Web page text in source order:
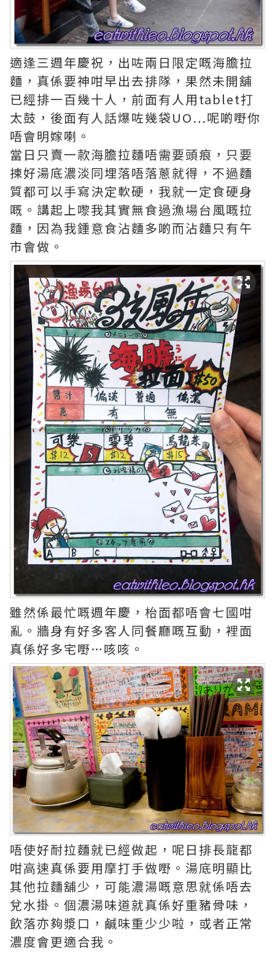
適逢三週年慶祝，出咗兩日限定嘅海膽拉
麵，真係要神咁早出去排隊，果然未開舖
已經排一百幾十人，前面有人用tablet打
太鼓，後面有人話爆咗幾袋UO…呢啲嘢你
唔會明嫁喇。
當日只賣一款海膽拉麵唔需要頭痕，只要
揀好湯底濃淡同埋落唔落蔥就得，不過麵
質都可以手寫決定軟硬，我就一定食硬身
嘅。講起上嚟我其實無食過漁場台風嘅拉
麵，因為我鍾意食沾麵多啲而沾麵只有午
市會做。
雖然係最忙嘅週年慶，枱面都唔會七國咁
亂。牆身有好多客人同餐廳嘅互動，裡面
真係好多宅嘢…咳咳。
唔使好耐拉麵就已經做起，呢日排長龍都
咁高速真係要用摩打手做嘢。湯底明顯比
其他拉麵舖少，可能濃湯嘅意思就係唔去
兌水掛。個濃湯味道就真係好重豬骨味，
飲落亦夠漿口，鹹味重少少啦，或者正常
濃度會更適合我。